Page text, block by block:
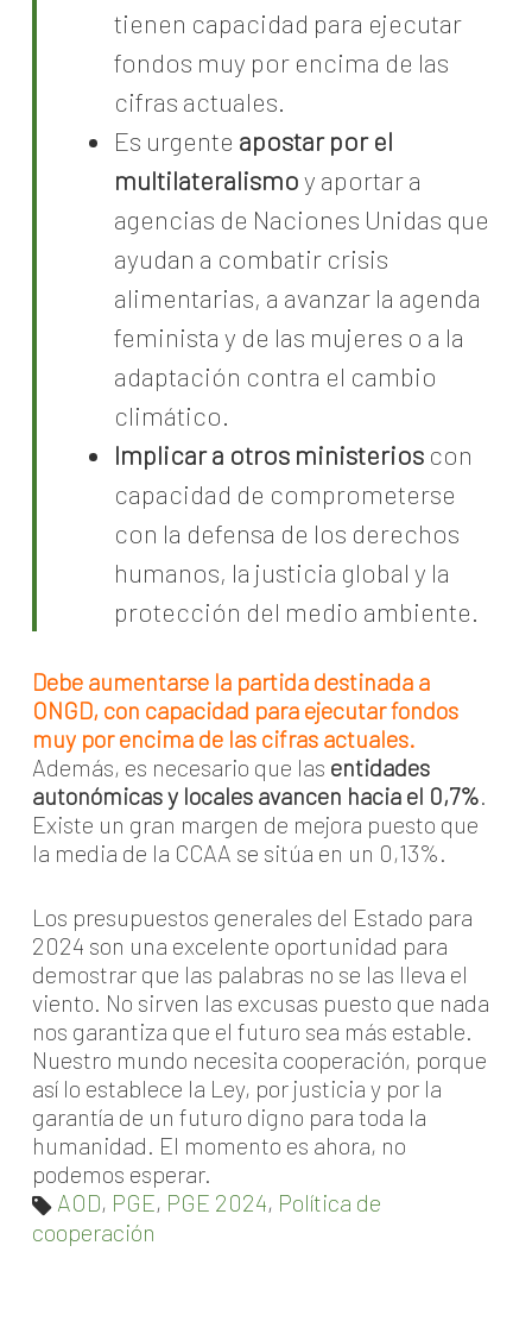
tienen capacidad para ejecutar
fondos muy por encima de las
cifras actuales.
Es urgente apostar por el
multilateralismoy aportar a
agencias de Naciones Unidas que
ayudan a combatir crisis
alimentarias, a avanzar la agenda
feminista y de las mujeres o a la
adaptación contra el cambio
climático.
Implicar a otros ministerios con
capacidad de comprometerse
con la defensa de los derechos
humanos, la justicia global y la
protección del medio ambiente.
Debe aumentarse la partida destinada a
ONGD, con capacidad para ejecutar fondos
muy por encima de las cifras actuales.
Además, es necesario que las entidades
autonómicas y locales avancen hacia el 0,7%.
Existe un gran margen de mejora puesto que
la media de la CCAA se sitúa en un 0,13%.
Los presupuestos generales del Estado para
2024 son una excelente oportunidad para
demostrar que las palabras no se las lleva el
viento. No sirven las excusas puesto que nada
nos garantiza que el futuro sea más estable.
Nuestro mundo necesita cooperación, porque
así lo establece la Ley, por justicia y por la
garantía de un futuro digno para toda la
humanidad. El momento es ahora, no
podemos esperar.
AOD, PGE, PGE 2024, Política de
cooperación